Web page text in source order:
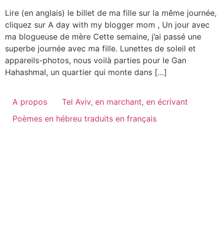
Lire (en anglais) le billet de ma fille sur la même journée,
cliquez sur A day with my blogger mom , Un jour avec
ma blogueuse de mère Cette semaine, j’ai passé une
superbe journée avec ma fille. Lunettes de soleil et
appareils-photos, nous voilà parties pour le Gan
Hahashmal, un quartier qui monte dans […]
A propos
Tel Aviv, en marchant, en écrivant
Poèmes en hébreu traduits en français